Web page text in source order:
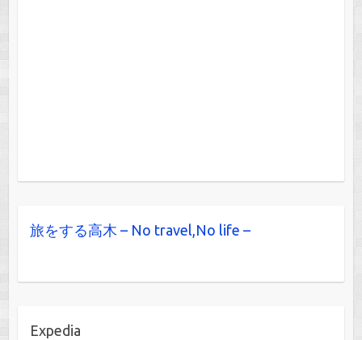
旅をする高木 – No travel,No life –
Expedia